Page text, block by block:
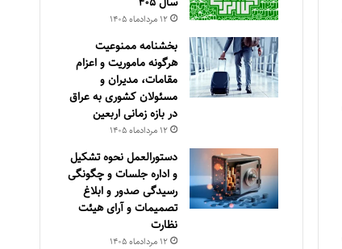
۱۲ مرداد‌ماه ۱۴۰۵
بخشنامه ممنوعیت
هرگونه ماموریت و اعزام
مقامات، مدیران و
مسئولان کشوری به عراق
در بازه زمانی اربعین
۱۲ مرداد‌ماه ۱۴۰۵
دستورالعمل نحوه تشکیل
و اداره جلسات و چگونگی
رسیدگی صدور و ‏ابلاغ
تصمیمات و‎ ‎آرای هیئت
نظارت
۱۲ مرداد‌ماه ۱۴۰۵